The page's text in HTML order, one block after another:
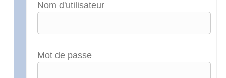
Nom d'utilisateur
Mot de passe